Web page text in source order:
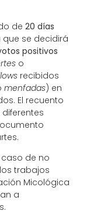
de 20 días
que se decidirá
positivos
o
recibidos
menfadas) en
El recuento
caso de no
trabajos
Micológica
a